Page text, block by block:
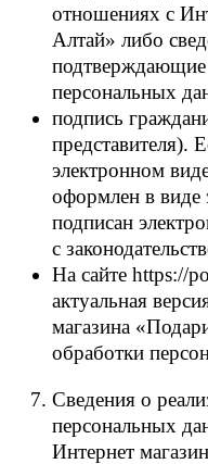
отношениях с
Алтай» либо
подтверждающие
персональных
подпись
представителя).
электронном
оформлен в виде
подписан
с
На сайте https://
актуальная
магазина
обработки
Сведения о
персональных
Интернет